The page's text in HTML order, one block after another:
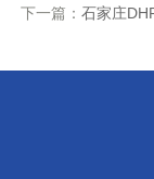
下一篇： 石家庄